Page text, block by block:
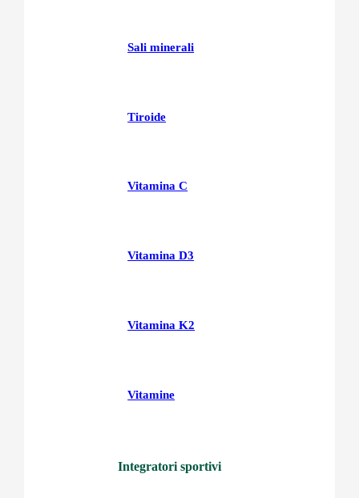
Sali minerali
Tiroide
Vitamina C
Vitamina D3
Vitamina K2
Vitamine
Integratori sportivi